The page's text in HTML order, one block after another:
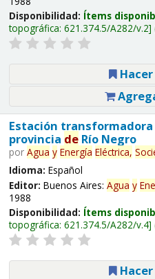
Disponibilidad: Ítems
topográfica: 621.374.5/A282/v.2
Hacer
Estación transformadora
provincia deRío Negro
por Agua y Energía Eléctrica,
Idioma: Español
Editor: Buenos Aires: Agua y
1988
Disponibilidad: Ítems
topográfica: 621.374.5/A282/v.4
Hacer